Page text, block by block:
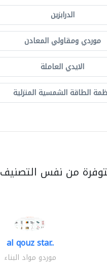
الدرابزين
موردي ومقاولي المعادن
الايدي العاملة
الطاقة الشمسية المنزلية
من نفس التصنيف
al qouz star..
موردو مواد البناء